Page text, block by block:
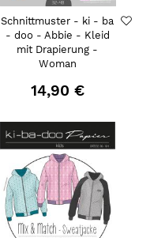
Schnittmuster - ki - ba
- doo - Abbie - Kleid
mit Drapierung -
Woman
14,90 €